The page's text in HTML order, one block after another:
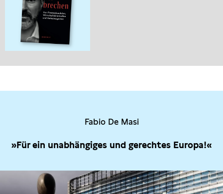
Fabio De Masi
»Für ein unabhängiges und gerechtes Europa!«